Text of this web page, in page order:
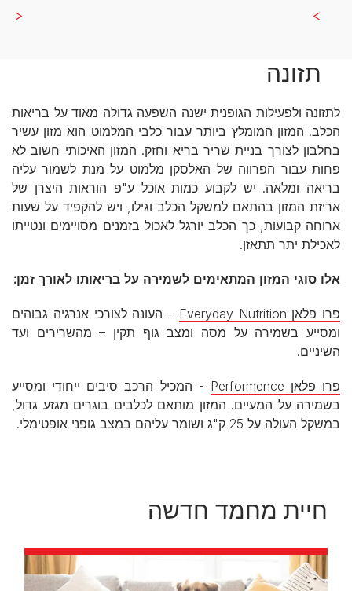
תזונה
לתזונה ולפעילות הגופנית ישנה השפעה גדולה מאוד על בריאות
הכלב. המזון המומלץ ביותר עבור כלבי המלמוט הוא מזון עשיר
בחלבון לצורך בניית שריר בריא וחזק. המזון האיכותי חשוב לא
פחות עבור הפרווה של האלסקן מלמוט על מנת לשמור עליה
בריאה ומלאה. יש לקבוע כמות אוכל ע"פ הוראות היצרן של
אריזת המזון בהתאם למשקל הכלב וגילו, ויש להקפיד על שעות
ארוחה קבועות, כך הכלב יורגל לאכול בזמנים מסויימים ונטייתו
לאכילת יתר תתאזן.
אלו סוגי המזון המתאימים לשמירה על בריאותו לאורך זמן:
פרו פלאן Everyday Nutrition
- העונה לצורכי אנרגיה גבוהים
ומסייע בשמירה על מסה ומצב גוף תקין – מהשרירים ועד
השיניים.
פרו פלאן Performence
- המכיל הרכב סיבים ייחודי ומסייע
בשמירה על המעיים. המזון מותאם לכלבים בוגרים מגזע גדול,
במשקל העולה על 25 ק"ג ושומר עליהם במצב גופני אופטימלי.
חיית מחמד חדשה